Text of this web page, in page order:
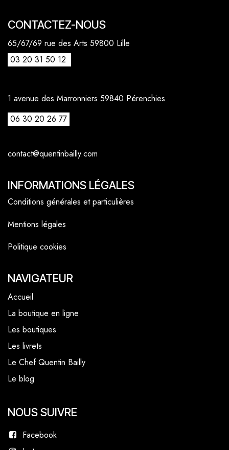
CONTACTEZ-NOUS
65/67/69 rue des Arts 59800 Lille
03 20 31 50 12
1 avenue des Marronniers 59840 Pérenchies
06 30 20 26 77
contact@quentinbailly.com
NOUS SUIVRE
Facebook
INFORMATIONS LÉGALES
Conditions générales et particulières
Mentions légales
Politique cookies
NAVIGATEUR
Accueil
La boutique en ligne
Les boutiques
Les livrets
Le Chef Quentin Bailly
Le blog